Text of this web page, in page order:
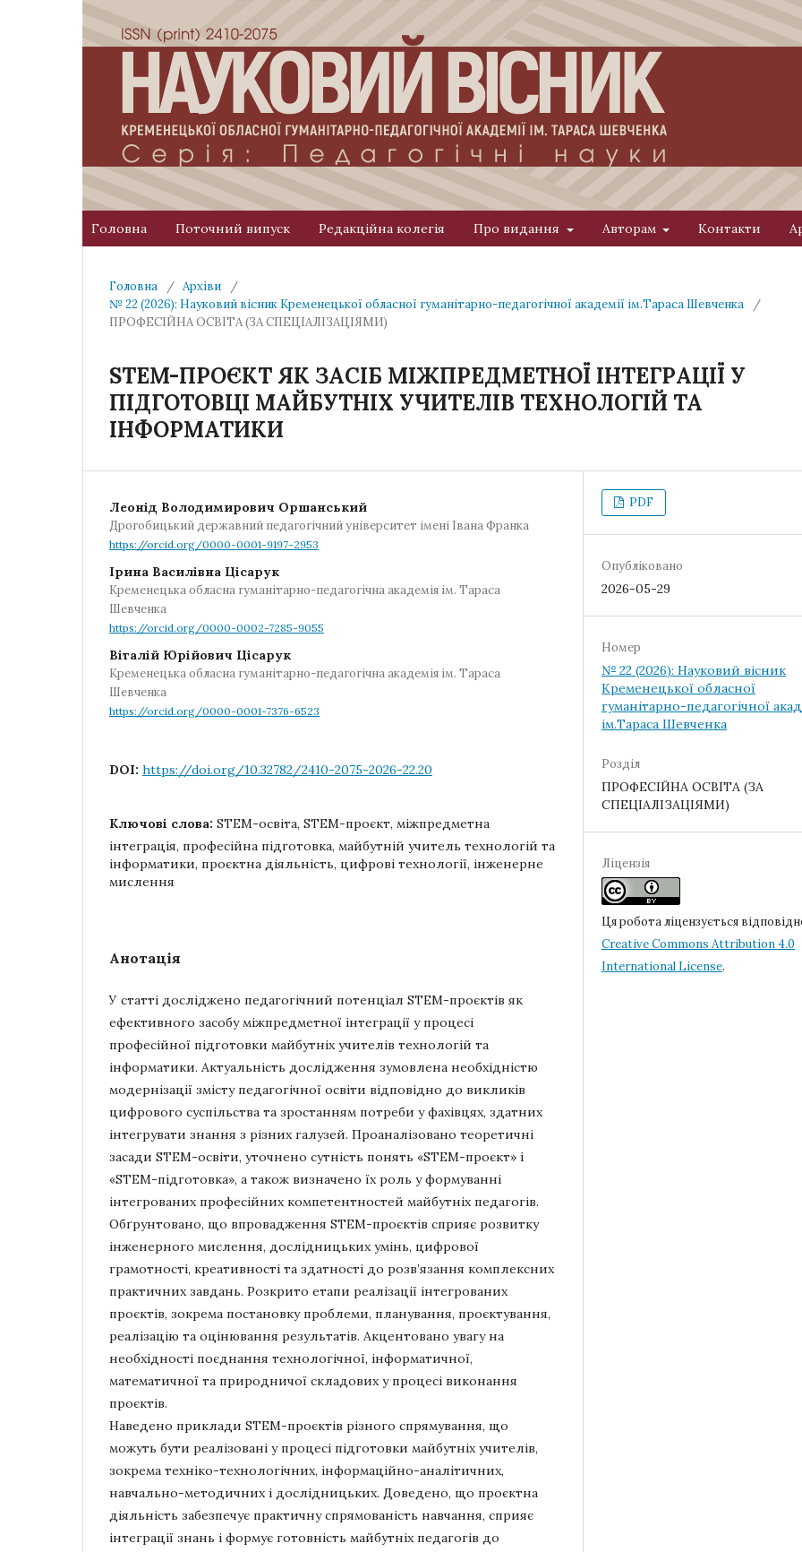
Головна Поточний випуск Редакційна колегія Про видання Авторам Контакти
Головна / Архіви
/
№ 22 (2026): Науковий вісник Кременецької обласної гуманітарно-педагогічної академії ім.Тараса Шевченка
/
ПРОФЕСІЙНА ОСВІТА (ЗА СПЕЦІАЛІЗАЦІЯМИ)
STEM-ПРОЄКТ ЯК ЗАСІБ МІЖПРЕДМЕТНОЇ ІНТЕГРАЦІЇ У
ПІДГОТОВЦІ МАЙБУТНІХ УЧИТЕЛІВ ТЕХНОЛОГІЙ ТА
ІНФОРМАТИКИ
Леонід Володимирович Оршанський
Дрогобицький державний педагогічний університет імені Івана Франка
https://orcid.org/0000-0001-9197-2953
Ірина Василівна Цісарук
Кременецька обласна гуманітарно-педагогічна академія ім. Тараса
Шевченка
https://orcid.org/0000-0002-7285-9055
Віталій Юрійович Цісарук
Кременецька обласна гуманітарно-педагогічна академія ім. Тараса
Шевченка
https://orcid.org/0000-0001-7376-6523
DOI: https://doi.org/10.32782/2410-2075-2026-22.20
Ключові слова: STEM-освіта, STEM-проєкт, міжпредметна
інтеграція, професійна підготовка, майбутній учитель технологій та
інформатики, проєктна діяльність, цифрові технології, інженерне
мислення
Анотація
У статті досліджено педагогічний потенціал STEM-проєктів як
ефективного засобу міжпредметної інтеграції у процесі
професійної підготовки майбутніх учителів технологій та
інформатики. Актуальність дослідження зумовлена необхідністю
модернізації змісту педагогічної освіти відповідно до викликів
цифрового суспільства та зростанням потреби у фахівцях, здатних
інтегрувати знання з різних галузей. Проаналізовано теоретичні
засади STEM-освіти, уточнено сутність понять «STEM-проєкт» і
«STEM-підготовка», а також визначено їх роль у формуванні
інтегрованих професійних компетентностей майбутніх педагогів.
Обґрунтовано, що впровадження STEM-проєктів сприяє розвитку
інженерного мислення, дослідницьких умінь, цифрової
грамотності, креативності та здатності до розв’язання комплексних
практичних завдань. Розкрито етапи реалізації інтегрованих
проєктів, зокрема постановку проблеми, планування, проєктування,
реалізацію та оцінювання результатів. Акцентовано увагу на
необхідності поєднання технологічної, інформатичної,
математичної та природничої складових у процесі виконання
проєктів.
Наведено приклади STEM-проєктів різного спрямування, що
можуть бути реалізовані у процесі підготовки майбутніх учителів,
зокрема техніко-технологічних, інформаційно-аналітичних,
навчально-методичних і дослідницьких. Доведено, що проєктна
діяльність забезпечує практичну спрямованість навчання, сприяє
інтеграції знань і формує готовність майбутніх педагогів до
PDF
Опубліковано
2026-05-29
Номер
№ 22 (2026): Науковий вісник
Кременецької обласної
гуманітарно-педагогічної
ім.Тараса Шевченка
Розділ
ПРОФЕСІЙНА ОСВІТА (ЗА
СПЕЦІАЛІЗАЦІЯМИ)
Ліцензія
Ця робота ліцензується
Creative Commons Attribution 4.0
International License.